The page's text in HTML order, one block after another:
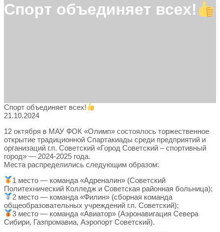
Спорт объединяет всех!
Спорт объединяет всех!
21.10.2024
12 октября в МАУ ФОК «Олимп» состоялось торжественное
открытие традиционной Спартакиады среди предприятий и
организаций г.п. Советский «Город Советский – спортивный
город» — 2024-2025 года.
Места распределились следующим образом:
1 место — команда «Адреналин» (Советский
Политехнический Колледж и Советская районная больница);
2 место — команда «Филин» (сборная команда
общеобразовательных учреждений г.п. Советский);
3 место — команда «Авиатор» (Аэронавигация Севера
Сибири, Газпромавиа, Аэропорт Советский).